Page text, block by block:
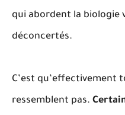
qui abordent la biologie
déconcertés.
C’est qu’effectivement
ressemblent pas.